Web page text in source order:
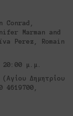
Conrad,
Marman and
Perez, Romain
20:00 μ.μ.
( Αγίου Δημητρίου
4619700,